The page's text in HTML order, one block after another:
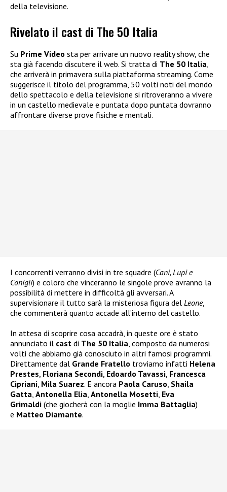
della televisione.
Rivelato il cast di The 50 Italia
Su Prime Video sta per arrivare un nuovo reality show, che
sta già facendo discutere il web. Si tratta di The 50 Italia,
che arriverà in primavera sulla piattaforma streaming. Come
suggerisce il titolo del programma, 50 volti noti del mondo
dello spettacolo e della televisione si ritroveranno a vivere
in un castello medievale e puntata dopo puntata dovranno
affrontare diverse prove fisiche e mentali.
I concorrenti verranno divisi in tre squadre (Cani, Lupi e
Conigli) e coloro che vinceranno le singole prove avranno la
possibilità di mettere in difficoltà gli avversari. A
supervisionare il tutto sarà la misteriosa figura del Leone,
che commenterà quanto accade all’interno del castello.
In attesa di scoprire cosa accadrà, in queste ore è stato
annunciato il cast di The 50 Italia, composto da numerosi
volti che abbiamo già conosciuto in altri famosi programmi.
Direttamente dal Grande Fratello troviamo infatti Helena
Prestes, Floriana Secondi, Edoardo Tavassi, Francesca
Cipriani, Mila Suarez. E ancora Paola Caruso, Shaila
Gatta, Antonella Elia, Antonella Mosetti, Eva
Grimaldi (che giocherà con la moglie Imma Battaglia)
e Matteo Diamante.